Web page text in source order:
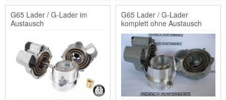
G65 Lader / G-Lader im
Austausch
G65 Lader / G-Lader
komplett ohne Austausch